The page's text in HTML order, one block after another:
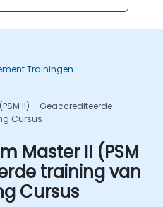
Trainingen
II) – Geaccrediteerde
Cursus
Master II (PSM
training van
Cursus